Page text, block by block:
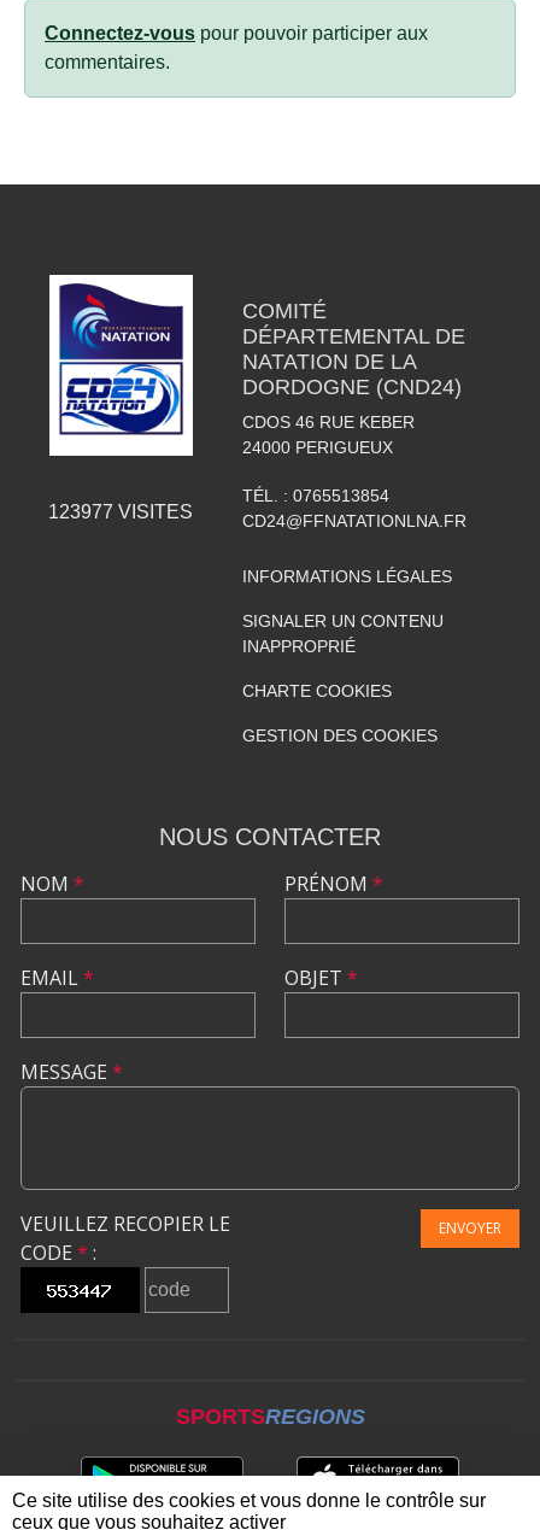
Connectez-vous pour pouvoir participer aux
commentaires.
123977 VISITES
COMITÉ
DÉPARTEMENTAL DE
NATATION DE LA
DORDOGNE (CND24)
CDOS 46 RUE KEBER
24000 PERIGUEUX
TÉL. : 0765513854
CD24@FFNATATIONLNA.FR
INFORMATIONS LÉGALES
SIGNALER UN CONTENU
INAPPROPRIÉ
CHARTE COOKIES
GESTION DES COOKIES
NOUS CONTACTER
NOM *
EMAIL*
PRÉNOM *
OBJET *
MESSAGE *
VEUILLEZ RECOPIER LE
CODE * :
ENVOYER
SPORTSREGIONS
Ce site utilise des cookies et vous donne le contrôle sur
ceux que vous souhaitez activer